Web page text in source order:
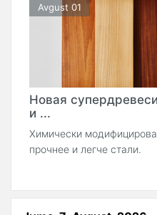
Avgust 01
Новая
и ...
Химически
прочнее и легче стали.